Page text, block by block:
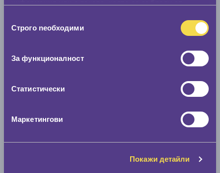
наСтрого nеобходими
За функционалност
Статистически
Маркетингови
Покажи детайли